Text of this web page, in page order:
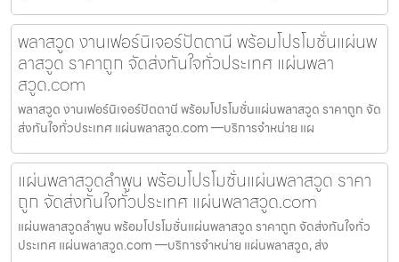
พลาสวูด งานเฟอร์นิเจอร์ปัตตานี พร้อมโปรโมชั่นแผ่นพ
ลาสวูด ราคาถูก จัดส่งทันใจทั่วประเทศ แผ่นพลา
สวูด.com
พลาสวูด งานเฟอร์นิเจอร์ปัตตานี พร้อมโปรโมชั่นแผ่นพลาสวูด ราคาถูก จัด
ส่งทันใจทั่วประเทศ แผ่นพลาสวูด.com —บริการจำหน่าย แผ
แผ่นพลาสวูดลำพูน พร้อมโปรโมชั่นแผ่นพลาสวูด ราคา
ถูก จัดส่งทันใจทั่วประเทศ แผ่นพลาสวูด.com
แผ่นพลาสวูดลำพูน พร้อมโปรโมชั่นแผ่นพลาสวูด ราคาถูก จัดส่งทันใจทั่ว
ประเทศ แผ่นพลาสวูด.com —บริการจำหน่าย แผ่นพลาสวูด, ส่ง